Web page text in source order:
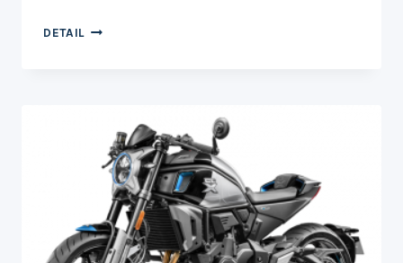
DETAIL 650NK